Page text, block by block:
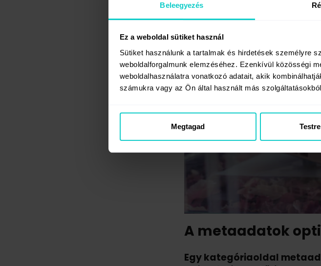
Beleegyezés
Ez a weboldal sütiket használ
Sütiket használunk a tartalmak és hirdetések személyre
weboldalforgalmunk elemzéséhez. Ezenkívül közösségi
weboldalhasználatra vonatkozó adatait, akik
számukra vagy az Ön által használt más
Megtagad
A metaadatok
Egy kategóriaoldal